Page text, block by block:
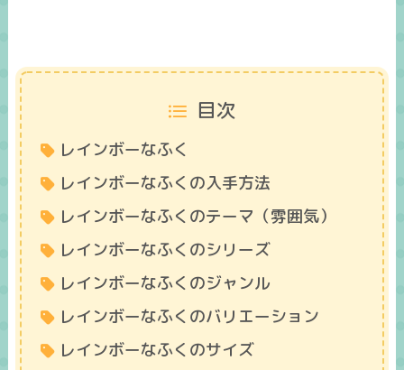
目次
レインボーなふく
レインボーなふくの入手方法
レインボーなふくのテーマ（雰囲気）
レインボーなふくのシリーズ
レインボーなふくのジャンル
レインボーなふくのバリエーション
レインボーなふくのサイズ